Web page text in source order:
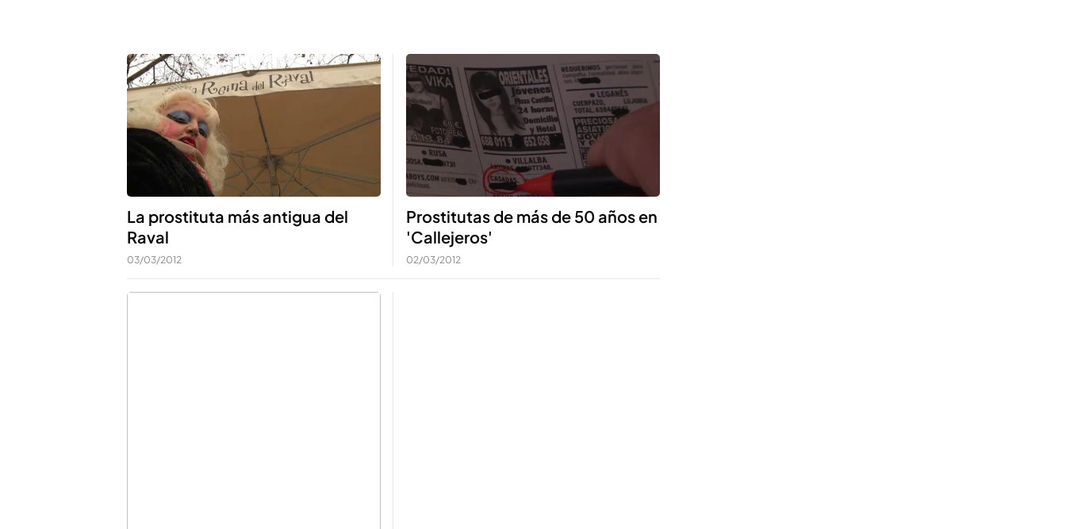
La prostituta más antigua del
Raval
03/03/2012
Prostitutas de más de 50 años en
'Callejeros'
02/03/2012